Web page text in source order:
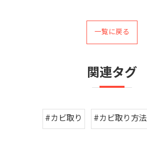
一覧に戻る
関連タグ
#カビ取り #カビ取り方法